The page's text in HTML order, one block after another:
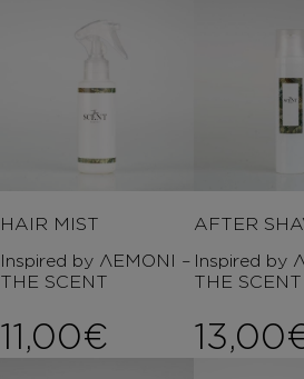
HAIR MIST
Inspired by ΛΕΜΟΝΙ –
THE SCENT
11,00€
AFTER
Inspired by
THE SCENT
13,00